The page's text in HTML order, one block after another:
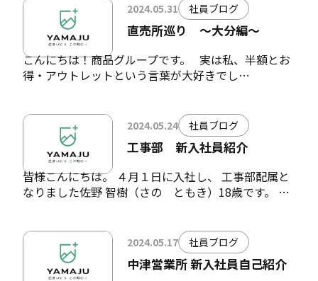
2024.05.31 社員ブログ
直売所巡り ～大分編～
こんにちは！商品グループです。 実は私、半額とお
得・アウトレットという言葉が大好きでし…
2024.05.24 社員ブログ
工事部 新入社員紹介
皆様こんにちは。 ４月１日に入社し、 工事部配属と
なりました佐野 智樹（さの ともき）18歳です。 …
2024.05.17 社員ブログ
中津営業所 新入社員自己紹介